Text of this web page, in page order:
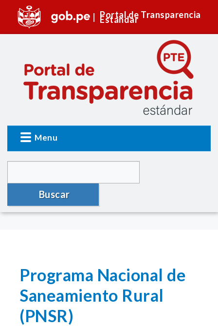
Portal de Transparencia
Estándar
Menu
Buscar
Programa Nacional de
Saneamiento Rural
(PNSR)